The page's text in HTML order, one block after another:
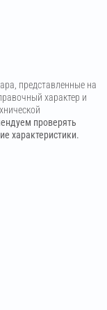
представленные на
характер и
проверять
характеристики.